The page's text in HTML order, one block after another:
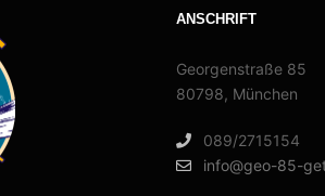
ANSCHRIFT
Georgenstraße 85
80798, München
089/2715154
info@geo-85-